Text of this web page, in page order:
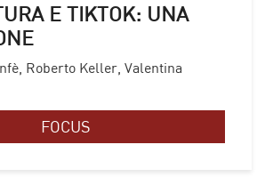
E TIKTOK: UNA
Roberto Keller, Valentina
FOCUS